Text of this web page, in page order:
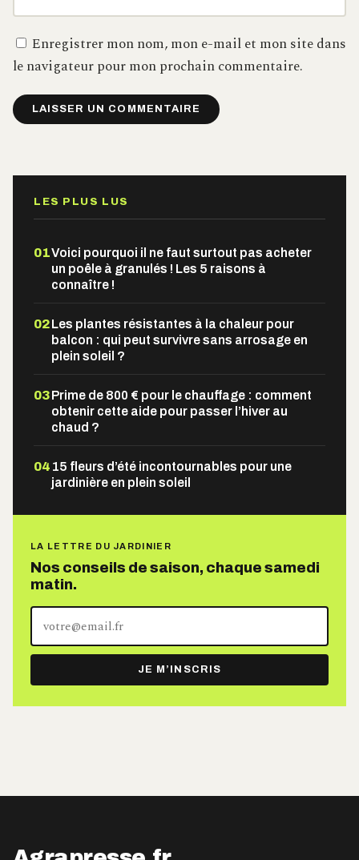
Enregistrer mon nom, mon e-mail et mon site dans
le navigateur pour mon prochain commentaire.
LES PLUS LUS
01Voici pourquoi il ne faut surtout pas acheter
un poêle à granulés ! Les 5 raisons à
connaître !
02Les plantes résistantes à la chaleur pour
balcon : qui peut survivre sans arrosage en
plein soleil ?
03Prime de 800 € pour le chauffage : comment
obtenir cette aide pour passer l’hiver au
chaud ?
04 15 fleurs d’été incontournables pour une
jardinière en plein soleil
LA LETTRE DU JARDINIER
Nos conseils de saison, chaque samedi
matin.
adresse
e-
mail
JE M’INSCRIS